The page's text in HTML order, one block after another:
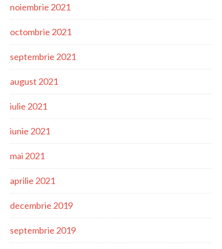
noiembrie 2021
octombrie 2021
septembrie 2021
august 2021
iulie 2021
iunie 2021
mai 2021
aprilie 2021
decembrie 2019
septembrie 2019